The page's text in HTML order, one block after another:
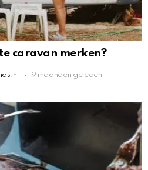
caravan merken?
9 maanden geleden